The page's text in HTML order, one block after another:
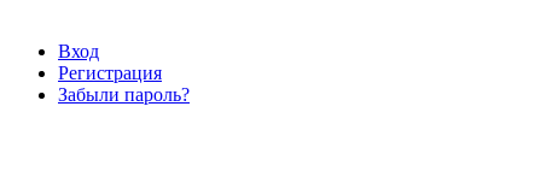
Вход
Регистрация
Забыли пароль?